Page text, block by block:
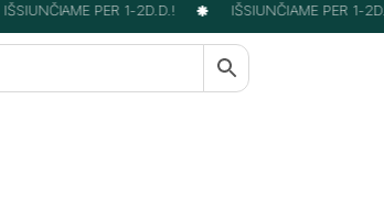
IŠSIUNČIAME PER 1-2D.D.! IŠSIUNČIAME PER 1-